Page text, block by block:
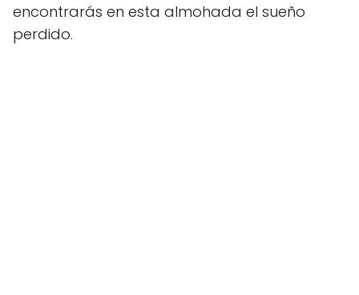
encontrarás en esta almohada el sueño
perdido.